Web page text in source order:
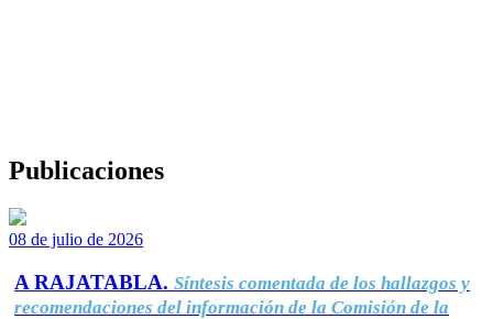
Publicaciones
08 de julio de 2026
A RAJATABLA. Síntesis comentada de los hallazgos y
recomendaciones del información de la Comisión de la